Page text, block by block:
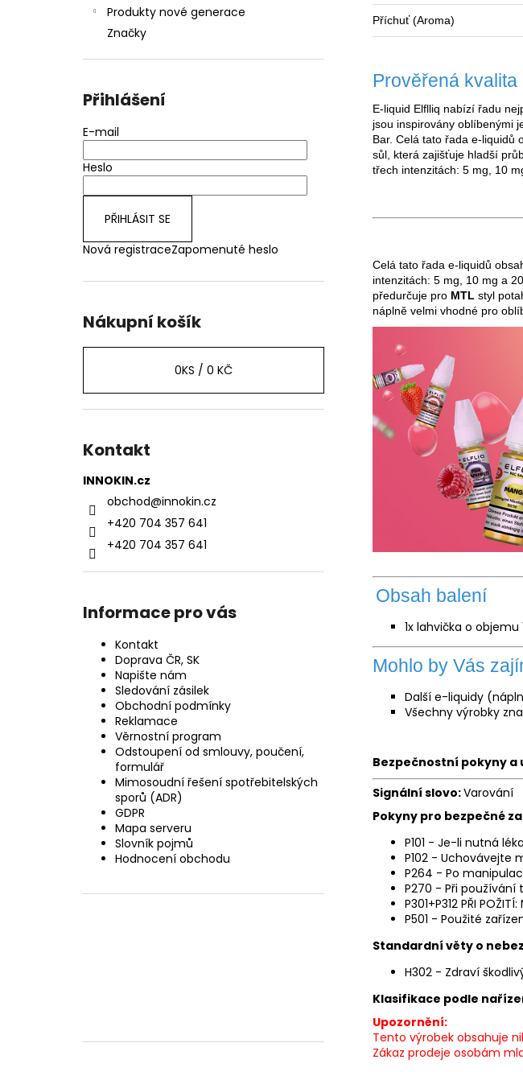
Produkty nové generace
Značky
Přihlášení
E-mail
Heslo
PŘIHLÁSIT SE
Nová registraceZapomenuté heslo
Nákupní košík
0KS / 0 KČ
Kontakt
INNOKIN.cz
obchod@innokin.cz
+420 704 357 641
+420 704 357 641
Informace pro vás
Kontakt
Doprava ČR, SK
Napište nám
Sledování zásilek
Obchodní podmínky
Reklamace
Věrnostní program
Odstoupení od smlouvy, poučení,
formulář
Mimosoudní řešení spotřebitelských
sporů (ADR)
GDPR
Mapa serveru
Slovník pojmů
Hodnocení obchodu
Příchuť (Aroma)
Prověřená kvalita
E-liquid Elflliq nabízí řadu
jsou inspirovány oblíbenými
Bar. Celá tato řada e-liquidů
sůl, která zajišťuje hladší
třech intenzitách: 5 mg, 10
Celá tato řada e-liquidů
intenzitách: 5 mg, 10 mg a
předurčuje pro MTL styl
náplně velmi vhodné pro
Obsah balení
1x lahvička o objemu
Mohlo by Vás
Další e-liquidy
Všechny výrobky
Bezpečnostní pokyny a
Signální slovo:Varování
Pokyny pro bezpečné
P101 - Je-li nutná
P102 - Uchovávejte
P264 - Po
P270 - Při
P301+P312 PŘI
P501 - Použité
Standardní věty o
H302 - Zdraví
Klasifikace podle
Upozornění:
Tento výrobek obsahuje
Zákaz prodeje osobám